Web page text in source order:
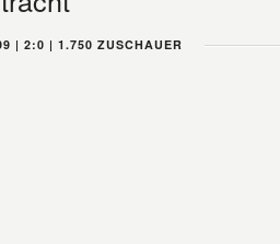
| 2:0 | 1.750 ZUSCHAUER